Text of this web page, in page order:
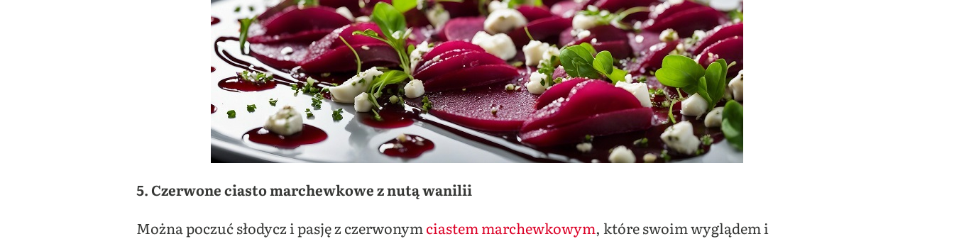
5. Czerwone ciasto marchewkowe z nutą wanilii
Można poczuć słodycz i pasję z czerwonymciastem marchewkowym, które swoim wyglądem i